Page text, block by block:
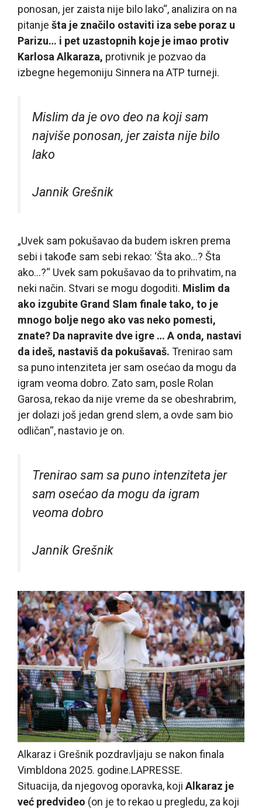
ponosan, jer zaista nije bilo lako“, analizira on na
pitanje šta je značilo ostaviti iza sebe poraz u
Parizu… i pet uzastopnih koje je imao protiv
Karlosa Alkaraza, protivnik je pozvao da
izbegne hegemoniju Sinnera na ATP turneji.
Mislim da je ovo deo na koji sam
najviše ponosan, jer zaista nije bilo
lako
Jannik Grešnik
„Uvek sam pokušavao da budem iskren prema
sebi i takođe sam sebi rekao: ‘Šta ako…? Šta
ako…?“ Uvek sam pokušavao da to prihvatim, na
neki način. Stvari se mogu dogoditi. Mislim da
ako izgubite Grand Slam finale tako, to je
mnogo bolje nego ako vas neko pomesti,
znate? Da napravite dve igre … A onda, nastavi
da ideš, nastaviš da pokušavaš. Trenirao sam
sa puno intenziteta jer sam osećao da mogu da
igram veoma dobro. Zato sam, posle Rolan
Garosa, rekao da nije vreme da se obeshrabrim,
jer dolazi još jedan grend slem, a ovde sam bio
odličan“, nastavio je on.
Trenirao sam sa puno intenziteta jer
sam osećao da mogu da igram
veoma dobro
Jannik Grešnik
Alkaraz i Grešnik pozdravljaju se nakon finala
Vimbldona 2025. godine.LAPRESSE.
Situacija, da njegovog oporavka, koji Alkaraz je
već predvideo (on je to rekao u pregledu, za koji